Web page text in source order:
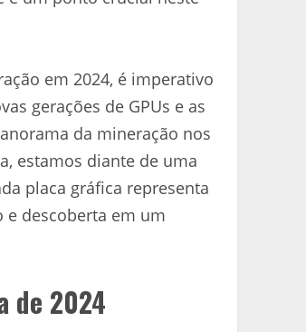
em 2024, é imperativo
gerações de GPUs e as
da mineração nos
estamos diante de uma
placa gráfica representa
descoberta em um
de 2024